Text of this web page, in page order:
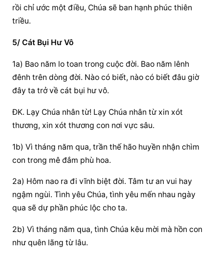
rồi chỉ ước một điều, Chúa sẽ ban hạnh phúc thiên
triều.
5/ Cát Bụi Hư Vô
1a) Bao năm lo toan trong cuộc đời. Bao năm lênh
đênh trên dòng đời. Nào có biết, nào có biết đâu giờ
đây ta trở về cát bụi hư vô.
ĐK. Lạy Chúa nhân từ! Lạy Chúa nhân từ xin xót
thương, xin xót thương con nơi vực sâu.
1b) Vì tháng năm qua, trần thế hão huyền nhận chìm
con trong mê đắm phù hoa.
2a) Hôm nao ra đi vĩnh biệt đời. Tâm tư an vui hay
ngậm ngùi. Tình yêu Chúa, tình yêu mến nhau ngày
qua sẽ dự phần phúc lộc cho ta.
2b) Vì tháng năm qua, tình Chúa kêu mời mà hồn con
như quên lãng từ lâu.